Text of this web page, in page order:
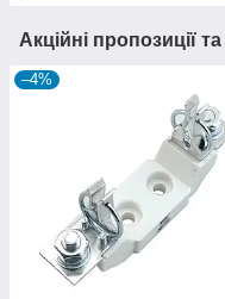
Акційні пропозиції
–4%